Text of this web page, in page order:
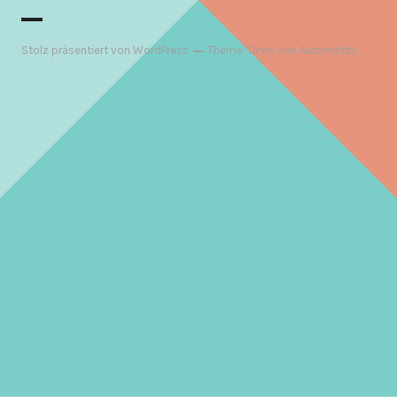
Stolz präsentiert von WordPress Theme: Orvis vonAutomattic.